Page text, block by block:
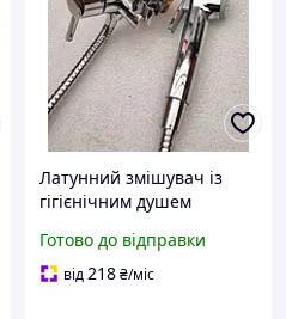
Латунний змішувач із
гігієнічним душем
inner Chrome Хром
Готово до відправки
від218₴/міс